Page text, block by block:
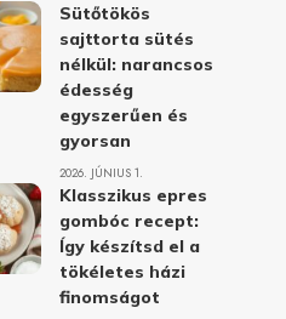
Sütőtökös
sajttorta sütés
nélkül: narancsos
édesség
egyszerűen és
gyorsan
2026. JÚNIUS 1.
Klasszikus epres
gombóc recept:
Így készítsd el a
tökéletes házi
finomságot